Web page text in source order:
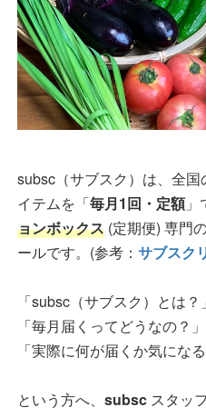
subsc（サブスク）は、全
イテムを「毎月1回・定額」
ョンボックス (定期便) 専門
ールです。(参考： サブスク
「subsc（サブスク）とは？」
「毎月届くってどうなの？」
「実際に何が届くか気になる
という方へ、 subsc スタッ